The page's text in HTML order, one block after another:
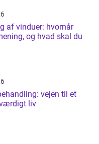
af vinduer: hvornår
og hvad skal du
vejen til et
liv